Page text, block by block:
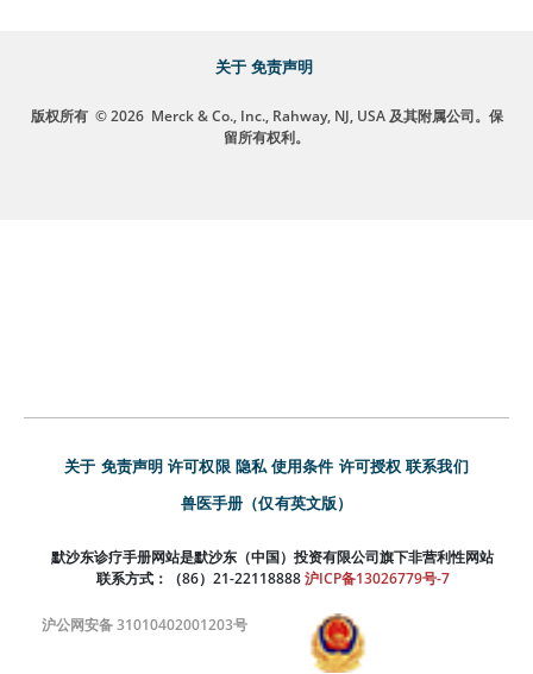
关于 免责声明
版权所有 © 2026 Merck & Co., Inc., Rahway, NJ, USA 及其附属公司。保
留所有权利。
关于 免责声明 许可权限 隐私 使用条件 许可授权 联系我们
兽医手册（仅有英文版）
默沙东诊疗手册网站是默沙东（中国）投资有限公司旗下非营利性网站
联系方式：（86）21-22118888 沪ICP备13026779号-7
沪公网安备 31010402001203号